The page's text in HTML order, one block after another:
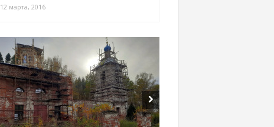
12 марта, 2016